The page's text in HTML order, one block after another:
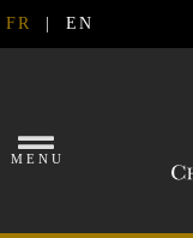
FR EN
MENU
×